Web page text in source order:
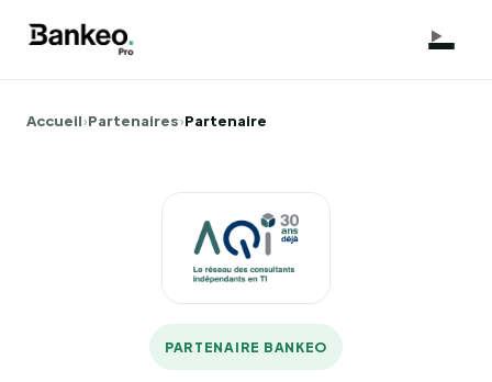
Accueil›Partenaires›Partenaire
PARTENAIRE BANKEO